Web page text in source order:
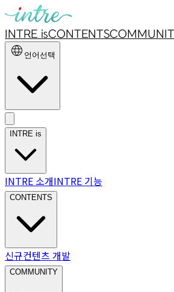
INTRE isCONTENTS
언어선택
INTRE is
INTRE 소개INTRE 기능
CONTENTS
신규컨텐츠 개발
COMMUNITY